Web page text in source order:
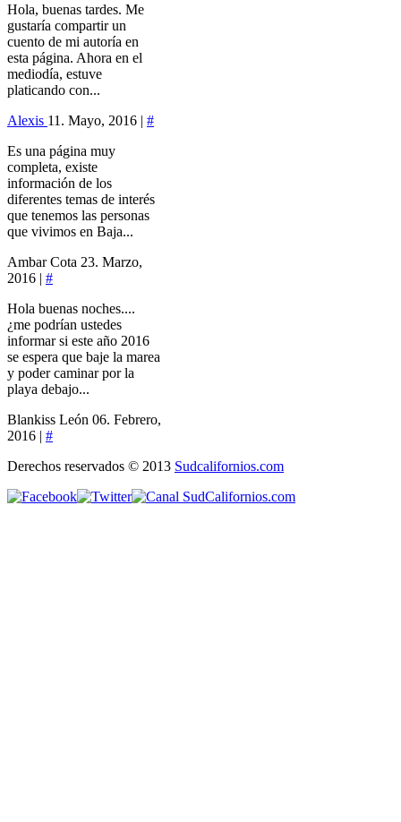
Hola, buenas tardes. Me
gustaría compartir un
cuento de mi autoría en
esta página. Ahora en el
mediodía, estuve
platicando con...
Alexis 11. Mayo, 2016 | #
Es una página muy
completa, existe
información de los
diferentes temas de interés
que tenemos las personas
que vivimos en Baja...
Ambar Cota 23. Marzo,
2016 | #
Hola buenas noches....
¿me podrían ustedes
informar si este año 2016
se espera que baje la marea
y poder caminar por la
playa debajo...
Blankiss León 06. Febrero,
2016 | #
Derechos reservados © 2013 Sudcalifornios.com